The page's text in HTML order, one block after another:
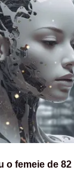
o femeie de 82